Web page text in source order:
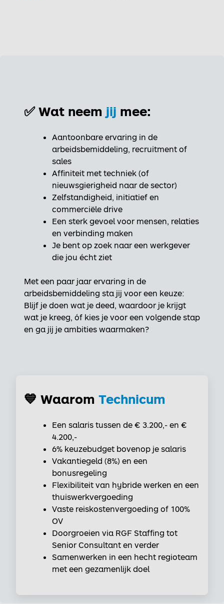
✅ Wat neem jij mee:
Aantoonbare ervaring in de
arbeidsbemiddeling, recruitment of
sales
Affiniteit met techniek (of
nieuwsgierigheid naar de sector)
Zelfstandigheid, initiatief en
commerciële drive
Een sterk gevoel voor mensen, relaties
en verbinding maken
Je bent op zoek naar een werkgever
die jou écht ziet
Met een paar jaar ervaring in de
arbeidsbemiddeling sta jij voor een keuze:
Blijf je doen wat je deed, waardoor je krijgt
wat je kreeg, óf kies je voor een volgende stap
en ga jij je ambities waarmaken?
💙 Waarom Technicum
Een salaris tussen de € 3.200,- en €
4.200,-
6% keuzebudget bovenop je salaris
Vakantiegeld (8%) en een
bonusregeling
Flexibiliteit van hybride werken en een
thuiswerkvergoeding
Vaste reiskostenvergoeding of 100%
OV
Doorgroeien via RGF Staffing tot
Senior Consultant en verder
Samenwerken in een hecht regioteam
met een gezamenlijk doel